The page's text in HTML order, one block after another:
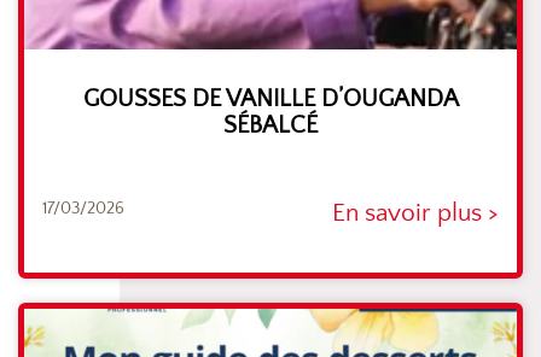
GOUSSES DE VANILLE D’OUGANDA
SÉBALCÉ
17/03/2026 En savoir plus >